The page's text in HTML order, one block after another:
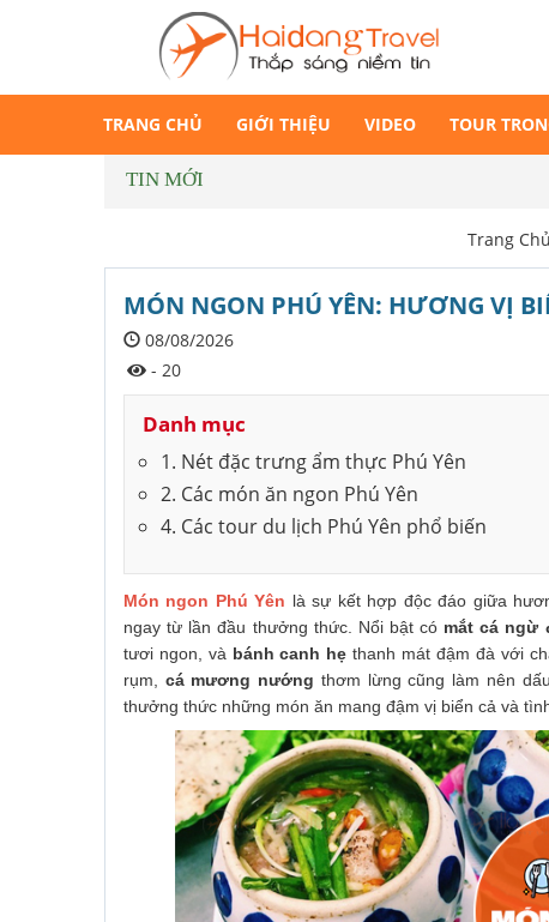
TRANG CHỦ GIỚI THIỆU VIDEO TOUR
TIN MỚI Tour
Trang Chủ
MÓN NGON PHÚ YÊN: HƯƠNG VỊ
08/08/2026
- 20
Danh mục
1. Nét đặc trưng ẩm thực Phú Yên
2. Các món ăn ngon Phú Yên
4. Các tour du lịch Phú Yên phổ biến
Món ngon Phú Yên là sự kết hợp độc đáo giữa
ngay từ lần đầu thưởng thức. Nổi bật có mắt cá ngừ
tươi ngon, và bánh canh hẹ thanh mát đậm đà với
rụm, cá mương nướng thơm lừng cũng làm nên
thưởng thức những món ăn mang đậm vị biển cả và